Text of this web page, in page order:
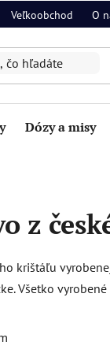
Veľkoobchod O
Dózy a misy
z
krištáľu
Všetko